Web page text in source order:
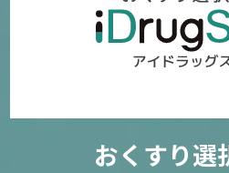
おくすり選